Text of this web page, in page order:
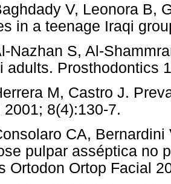
V, Leonora B,
in a teenage Iraqi
Nazhan S, Al-
adults. Prosthodontics
M, Castro J.
2001; 8(4):130-7.
CA,
pulpar asséptica no
Ortodon Ortop Facial